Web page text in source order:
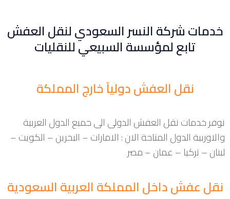
خدمات شركة النسر السعودي لنقل العفش
تابع لمؤسسة السبيعي للنقليات
نقل العفش دولياً خارج المملكة
نوفر خدمات نقل العفش الدولى الى جميع الدول العربية
والاوربية الدول المتاحة الان : الامارات – البحرين – الكويت –
لبنان – تركيا – عمان – مصر
نقل عفش داخل المملكة العربية السعودية